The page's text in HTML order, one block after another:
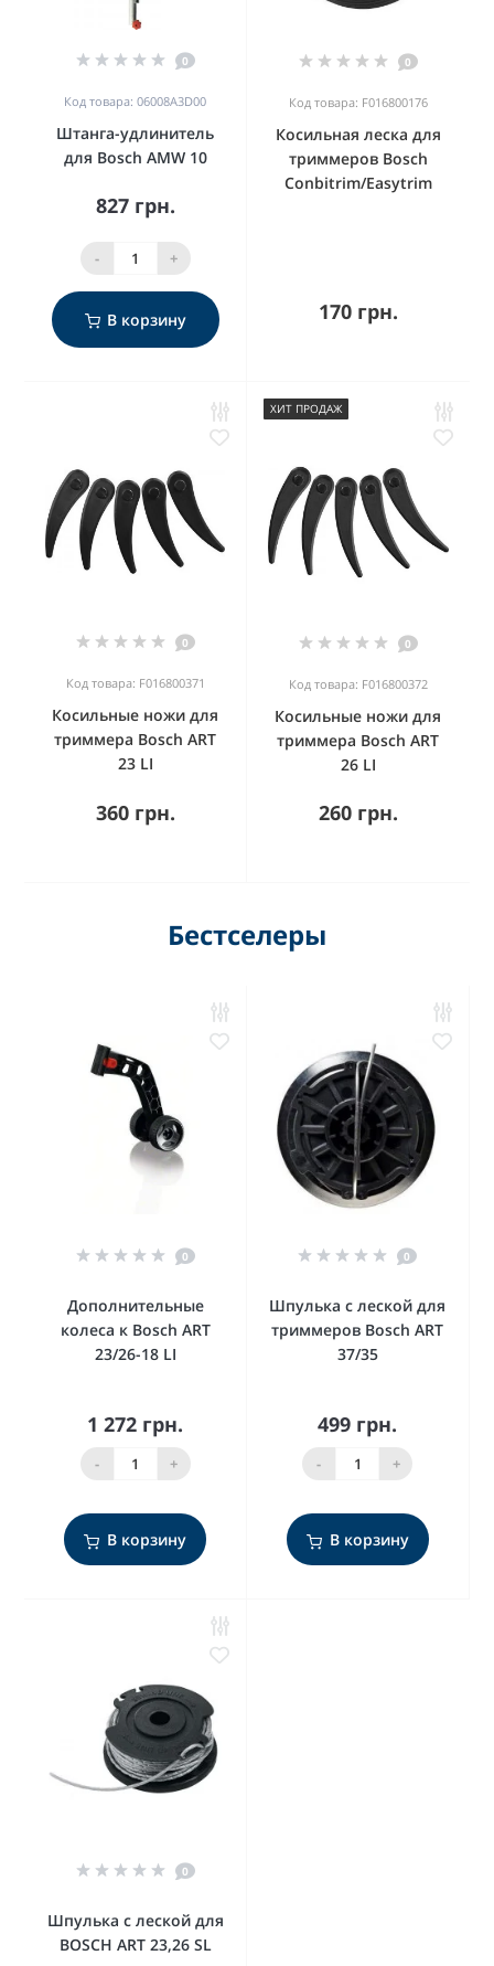
0
Код товара: 06008A3D00
Штанга-удлинитель
для Bosch AMW 10
827 грн.
- +
В корзину
0
Код товара: F016800176
Косильная леска для
триммеров Bosch
Conbitrim/Easytrim
170 грн.
0
Код товара: F016800371
Косильные ножи для
триммера Bosch ART
23 LI
360 грн.
ХИТ ПРОДАЖ
0
Код товара: F016800372
Косильные ножи для
триммера Bosch ART
26 LI
260 грн.
Бестселеры
0
Дополнительные
колеса к Bosch ART
23/26-18 LI
1 272 грн.
- +
В корзину
0
Шпулька с леской для
триммеров Bosch ART
37/35
499 грн.
- +
В корзину
0
Шпулька с леской для
BOSCH ART 23,26 SL